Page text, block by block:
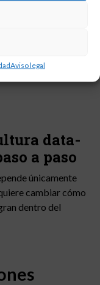
Aviso legal
utilizar la
data-
a paso
únicamente
cambiar cómo
dentro del